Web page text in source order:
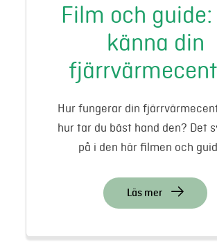
Film och
känna din
Hur fungerar din
hur tar du bäst hand den? Det
på i den här filmen och
Läs mer